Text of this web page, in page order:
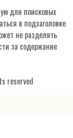
для поисковых
в подзаголовке
не разделять
за содержание
reserved